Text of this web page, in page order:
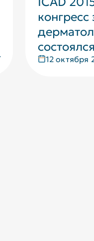
конгресс
состоялся
12 октября